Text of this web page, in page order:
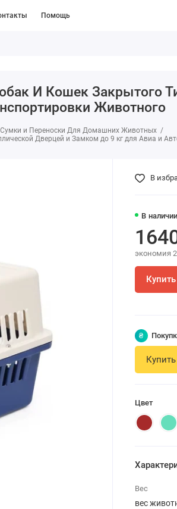
Помощь
И Кошек Закрытого
Животного
Сумки и Переноски Для Домашних Животных
Дверцей и Замком до 9 кг для Авиа и
В
В наличии
экономия
Купить
₴
Цвет
Вес
вес